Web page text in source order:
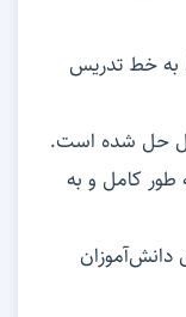
خط تدریس
حل شده است.
کامل و به
دانش‌آموزان